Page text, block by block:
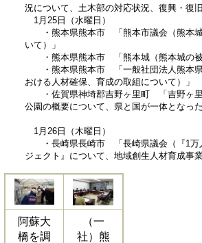
況について、土木部の対応状況、復興・復
1月25日（水曜日）
・熊本県熊本市 「熊本市議会（熊本城
いて）」
・熊本県熊本市 「熊本城（熊本城の被
・熊本県熊本市 「一般社団法人熊本県
おける人材確保、育成の取組について）」
・佐賀県神埼郡吉野ヶ里町 「吉野ヶ里
公園の概要について、県と国が一体となっ
1月26日（木曜日）
・長崎県長崎市 「長崎県議会（『1万
ジェクト』について、地域創生人材育成事
阿蘇大
橋を調
（一
社）熊